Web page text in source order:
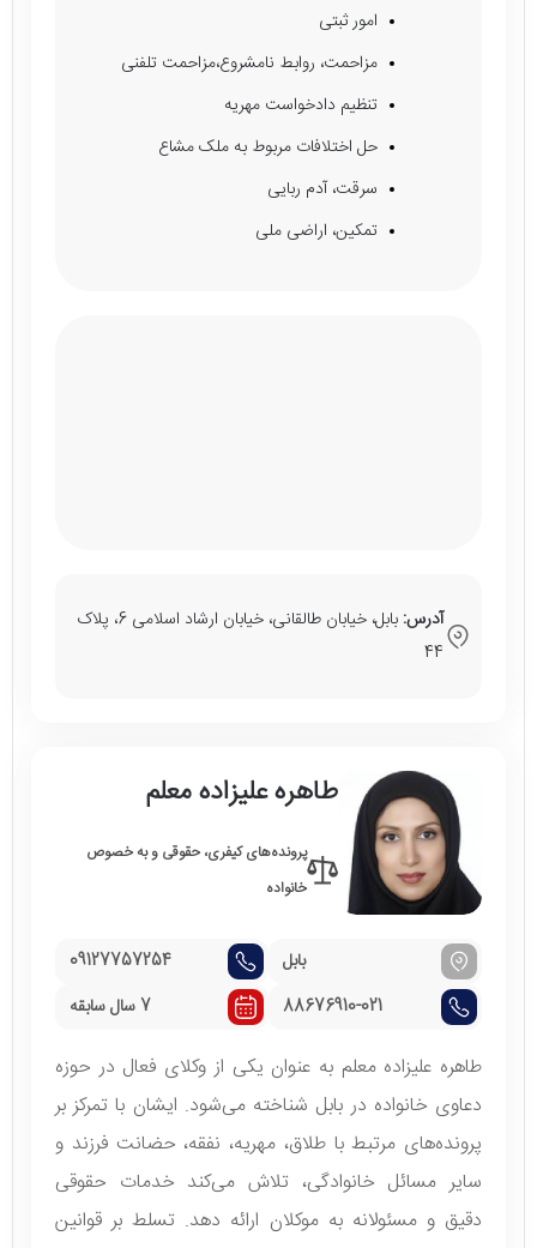
امور ثبتی
مزاحمت، روابط نامشروع،مزاحمت تلفنی
تنظیم دادخواست مهریه
حل اختلافات مربوط به ملک مشاع
سرقت، آدم ربایی
تمکین، اراضی ملی
آدرس:
بابل، خیابان طالقانی، خیابان ارشاد اسلامی 6، پلاک
44
طاهره علیزاده معلم
پرونده‌های کیفری، حقوقی و به خصوص
خانواده
بابل
09127757254
88676910-021
7 سال سابقه
طاهره علیزاده معلم به عنوان یکی از وکلای فعال در حوزه
دعاوی خانواده در بابل شناخته می‌شود. ایشان با تمرکز بر
پرونده‌های مرتبط با طلاق، مهریه، نفقه، حضانت فرزند و
سایر مسائل خانوادگی، تلاش می‌کند خدمات حقوقی
دقیق و مسئولانه به موکلان ارائه دهد. تسلط بر قوانین